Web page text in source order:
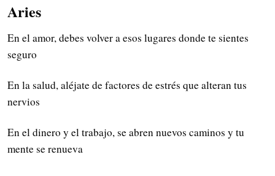
Aries
En el amor, debes volver a esos lugares donde te sientes
seguro
En la salud, aléjate de factores de estrés que alteran tus
nervios
En el dinero y el trabajo, se abren nuevos caminos y tu
mente se renueva